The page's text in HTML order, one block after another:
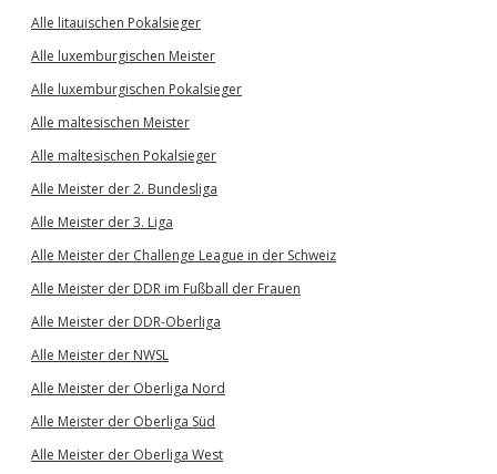
Alle litauischen Pokalsieger
Alle luxemburgischen Meister
Alle luxemburgischen Pokalsieger
Alle maltesischen Meister
Alle maltesischen Pokalsieger
Alle Meister der 2. Bundesliga
Alle Meister der 3. Liga
Alle Meister der Challenge League in der Schweiz
Alle Meister der DDR im Fußball der Frauen
Alle Meister der DDR-Oberliga
Alle Meister der NWSL
Alle Meister der Oberliga Nord
Alle Meister der Oberliga Süd
Alle Meister der Oberliga West